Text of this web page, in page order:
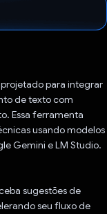
para integrar
de texto com
Essa ferramenta
usando modelos
Gemini e LM Studio.
sugestões de
seu fluxo de